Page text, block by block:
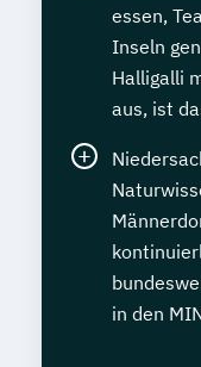
essen,
Inseln
Halligalli
aus, ist
in den